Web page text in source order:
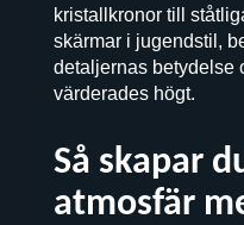
kristallkronor till
skärmar i jugendstil,
detaljernas betydelse
värderades högt.
Så skapar
atmosfär